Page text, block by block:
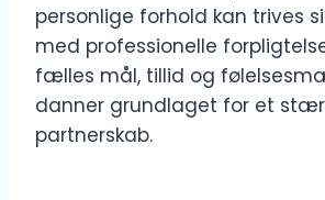
personlige forhold kan trives
med professionelle
fælles mål, tillid og
danner grundlaget for et
partnerskab.